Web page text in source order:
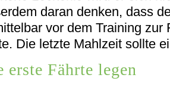
daran denken, dass
vor dem Training
Die letzte Mahlzeit sollte
erste Fährte legen